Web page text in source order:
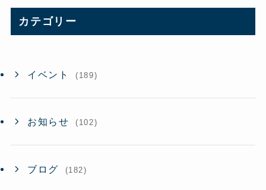
ブ
カテゴリー
イベント (189)
お知らせ (102)
ブログ (182)